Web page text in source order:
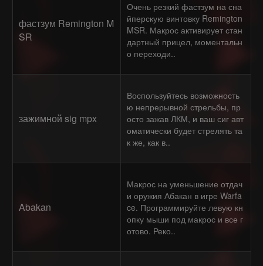
фастзум Remington M
SR
Очень резкий фастзум на сна
йперскую винтовку Remington
MSR. Макрос активирует стан
дартный прицел, моментальн
о переходи..
зажимной sig mpx
Воспользуйтесь возможность
ю непрерывной стрельбы, пр
осто зажав ЛКМ, и ваш сиг авт
оматически будет стрелять та
к же, как в..
Abakan
Макрос на уменьшение отдач
и оружия Абакан в игре Warfa
ce. Программируйте левую кн
опку мыши под макрос и все г
отово. Реко..